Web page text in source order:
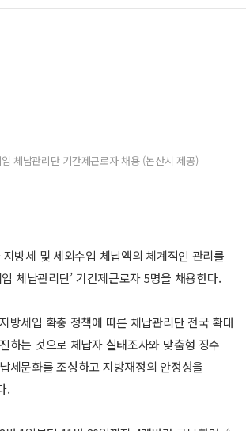
체납관리단 기간제근로자 채용 (논산시 제공)
방세 및 세외수입 체납액의 체계적인 관리를
체납관리단’ 기간제근로자 5명을 채용한다.
방세입 확충 정책에 따른 체납관리단 전국 확대
하는 것으로 체납자 실태조사와 맞춤형 징수
세문화를 조성하고 지방재정의 안정성을
.